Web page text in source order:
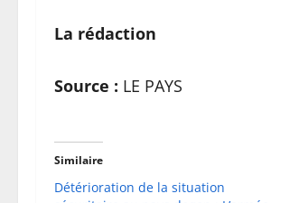
La rédaction
Source : LE PAYS
Similaire
Détérioration de la situation